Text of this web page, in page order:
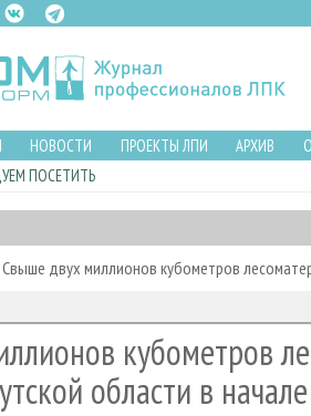
НОВОСТИ ПРОЕКТЫ ЛПИ АРХИВ
ПОСЕТИТЬ
Свыше двух миллионов кубометров
кубометров
области в